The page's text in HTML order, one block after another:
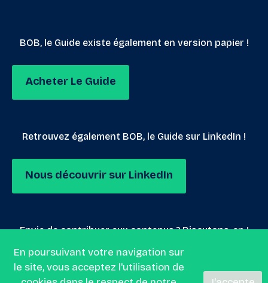
BOB, le Guide existe également en version papier !
Acheter Le Guide
Retrouvez également BOB, le Guide sur LinkedIn !
Nous découvrir sur LinkedIn
Envie de contribuer aux contenus ? Discutons-en !
Nous envoyer un mail
En poursuivant votre navigation sur
le site, vous acceptez l'utilisation de